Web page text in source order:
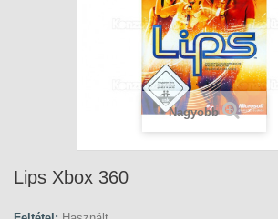
Nagyobb
Lips Xbox 360